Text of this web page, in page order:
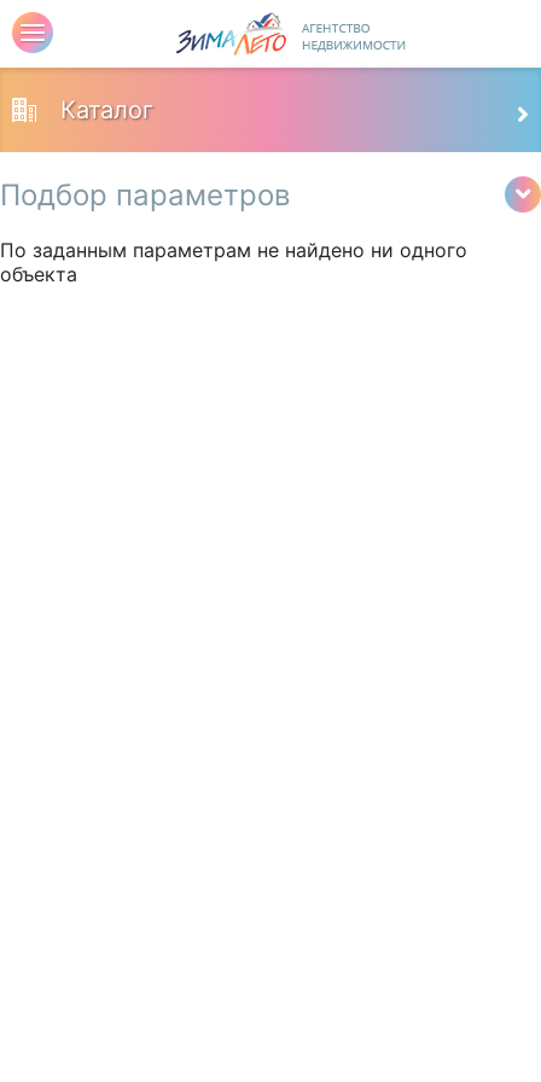
Каталог
Подбор параметров
По заданным параметрам не найдено ни одного
объекта